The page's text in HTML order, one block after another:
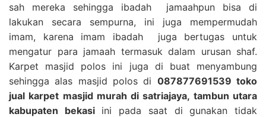
sah mereka sehingga ibadah jamaahpun bisa di
lakukan secara sempurna, ini juga mempermudah
imam, karena imam ibadah juga bertugas untuk
mengatur para jamaah termasuk dalam urusan shaf.
Karpet masjid polos ini juga di buat menyambung
sehingga alas masjid polos di 087877691539 toko
jual karpet masjid murah di satriajaya, tambun utara
kabupaten bekasiini pada saat di gunakan tidak